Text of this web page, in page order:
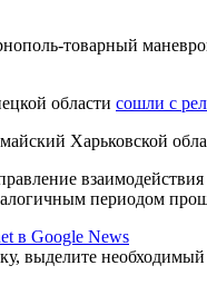
товарный
области сошли с
Харьковской
периодом
в Google News
выделите